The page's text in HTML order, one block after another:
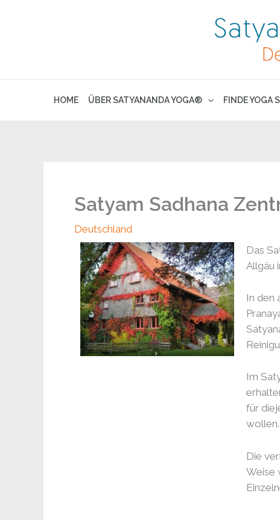
HOME ÜBER SATYANANDA YOGA® FINDE YOGA
Satyam Sadhana
Deutschland
Das
Allgäu
In den
Im
für
wollen.
Die
Weise